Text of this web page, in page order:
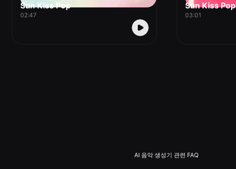
Sun Kiss Pop
02:47
Sun Kiss Pop
03:01
AI 음악 생성기 관련 FAQ